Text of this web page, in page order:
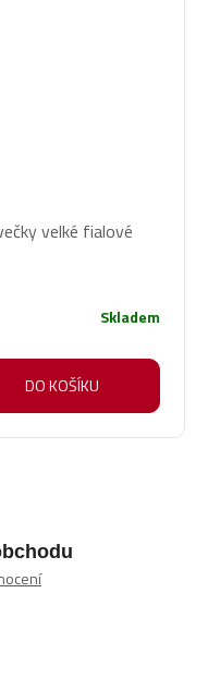
velké fialové
Skladem
DO KOŠÍKU